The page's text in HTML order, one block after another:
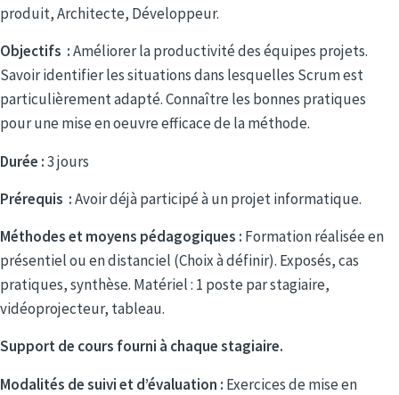
produit, Architecte, Développeur.
Objectifs :Améliorer la productivité des équipes projets.
Savoir identifier les situations dans lesquelles Scrum est
particulièrement adapté. Connaître les bonnes pratiques
pour une mise en oeuvre efficace de la méthode.
Durée :3 jours
Prérequis :Avoir déjà participé à un projet informatique.
Méthodes et moyens pédagogiques : Formation réalisée en
présentiel ou en distanciel (Choix à définir). Exposés, cas
pratiques, synthèse. Matériel : 1 poste par stagiaire,
vidéoprojecteur, tableau.
Support de cours fourni à chaque stagiaire.
Modalités de suivi et d’évaluation : Exercices de mise en